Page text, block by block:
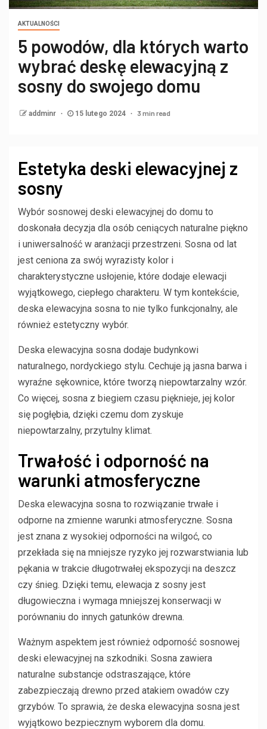
AKTUALNOŚCI
5 powodów, dla których warto
wybrać deskę elewacyjną z
sosny do swojego domu
addminr 15 lutego 2024 3 min read
Estetyka deski elewacyjnej z
sosny
Wybór sosnowej deski elewacyjnej do domu to
doskonała decyzja dla osób ceniących naturalne piękno
i uniwersalność w aranżacji przestrzeni. Sosna od lat
jest ceniona za swój wyrazisty kolor i
charakterystyczne usłojenie, które dodaje elewacji
wyjątkowego, ciepłego charakteru. W tym kontekście,
deska elewacyjna sosna to nie tylko funkcjonalny, ale
również estetyczny wybór.
Deska elewacyjna sosna dodaje budynkowi
naturalnego, nordyckiego stylu. Cechuje ją jasna barwa i
wyraźne sękownice, które tworzą niepowtarzalny wzór.
Co więcej, sosna z biegiem czasu pięknieje, jej kolor
się pogłębia, dzięki czemu dom zyskuje
niepowtarzalny, przytulny klimat.
Trwałość i odporność na
warunki atmosferyczne
Deska elewacyjna sosna to rozwiązanie trwałe i
odporne na zmienne warunki atmosferyczne. Sosna
jest znana z wysokiej odporności na wilgoć, co
przekłada się na mniejsze ryzyko jej rozwarstwiania lub
pękania w trakcie długotrwałej ekspozycji na deszcz
czy śnieg. Dzięki temu, elewacja z sosny jest
długowieczna i wymaga mniejszej konserwacji w
porównaniu do innych gatunków drewna.
Ważnym aspektem jest również odporność sosnowej
deski elewacyjnej na szkodniki. Sosna zawiera
naturalne substancje odstraszające, które
zabezpieczają drewno przed atakiem owadów czy
grzybów. To sprawia, że deska elewacyjna sosna jest
wyjątkowo bezpiecznym wyborem dla domu.